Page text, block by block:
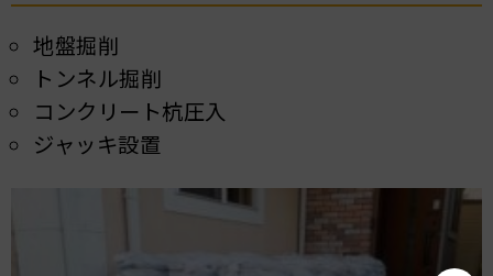
地盤掘削
トンネル掘削
コンクリート杭圧入
ジャッキ設置